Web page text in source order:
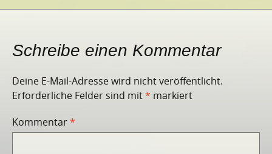
Schreibe einen Kommentar
Deine E-Mail-Adresse wird nicht veröffentlicht.
Erforderliche Felder sind mit* markiert
Kommentar*